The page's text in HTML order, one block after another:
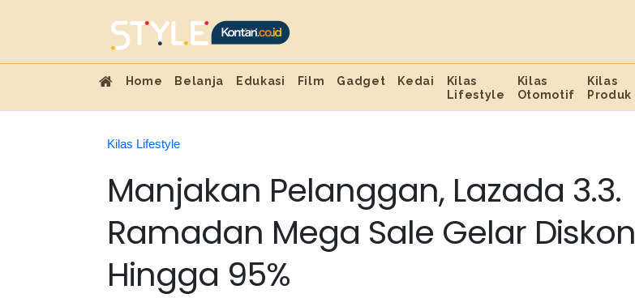
Home Belanja Edukasi Film Gadget Kedai
Kilas
Lifestyle
Kilas
Otomotif
Kilas
Produk
Kilas Lifestyle
Manjakan Pelanggan, Lazada 3.3.
Ramadan Mega Sale Gelar Diskon
Hingga 95%